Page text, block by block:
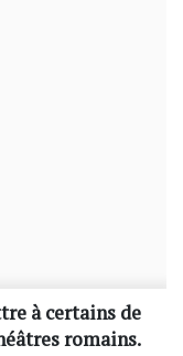
à certains de
romains.